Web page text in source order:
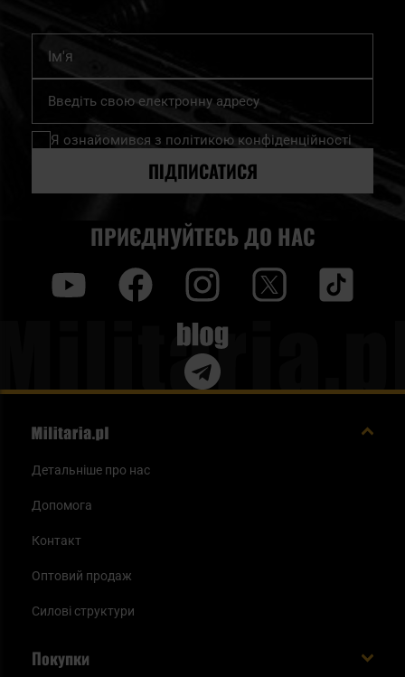
Підпишіться
нашу
розсилку
Я ознайомився з політикою конфіденційності
ПІДПИСАТИСЯ
ПРИЄДНУЙТЕСЬ ДО НАС
Blog
Детальніше про нас
Допомога
Контакт
Оптовий продаж
Силові структури
Покупки